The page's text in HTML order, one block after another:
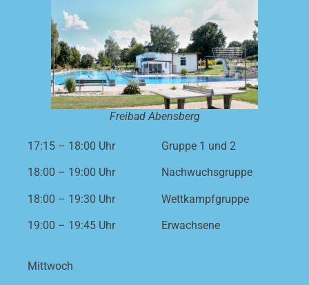
Freibad Abensberg
17:15 – 18:00 Uhr
18:00 – 19:00 Uhr
18:00 – 19:30 Uhr
19:00 – 19:45 Uhr
Gruppe 1 und 2
Nachwuchsgruppe
Wettkampfgruppe
Erwachsene
Mittwoch